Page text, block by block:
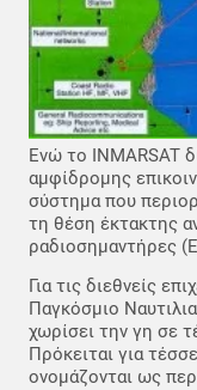
Ενώ το INMARSAT
αμφίδρομης
σύστημα που
τη θέση έκτακτης
ραδιοσημαντήρες
Για τις διεθνείς
Παγκόσμιο
χωρίσει την γη σε
Πρόκειται για
ονομάζονται ως